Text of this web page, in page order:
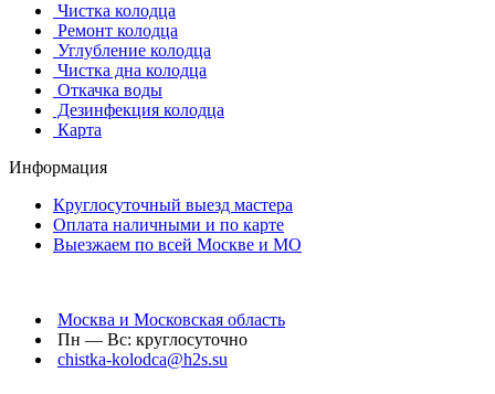
Чистка колодца
Ремонт колодца
Углубление колодца
Чистка дна колодца
Откачка воды
Дезинфекция колодца
Карта
Информация
Круглосуточный выезд мастера
Оплата наличными и по карте
Выезжаем по всей Москве и МО
Москва и Московская область
Пн — Вс: круглосуточно
chistka-kolodca@h2s.su